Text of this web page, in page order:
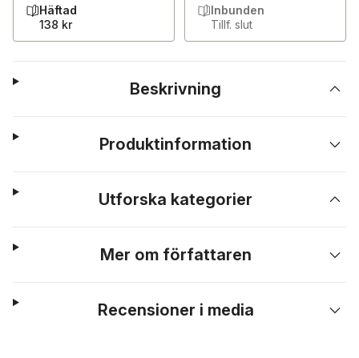
Häftad
138 kr
Inbunden
Tillf. slut
Beskrivning
Produktinformation
Utforska kategorier
Mer om författaren
Recensioner i media